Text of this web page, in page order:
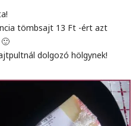
tömbsajt 13 Ft -ért azt
dolgozó hölgynek!